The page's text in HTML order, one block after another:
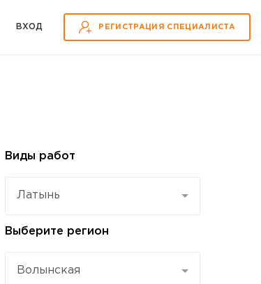
ВХOД РЕГИСТРАЦИЯ СПЕЦИАЛИСТА
Виды работ
Латынь
Выберите регион
Волынская